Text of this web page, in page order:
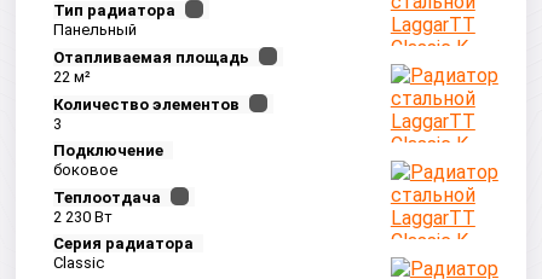
Тип радиатора
Панельный
Отапливаемая площадь
22 м²
Количество элементов
3
Подключение
боковое
Теплоотдача
2 230 Вт
Серия радиатора
Classic